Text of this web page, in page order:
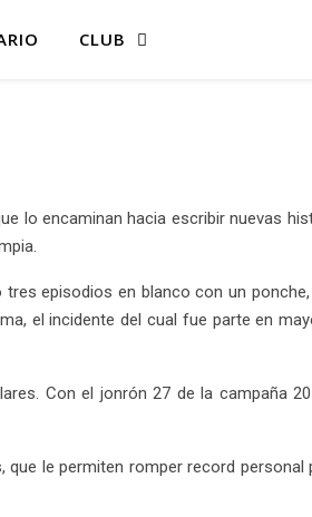
CLUB
lo encaminan hacia escribir nuevas
episodios en blanco con un
el incidente del cual fue parte en
Con el jonrón 27 de la campaña
que le permiten romper record personal